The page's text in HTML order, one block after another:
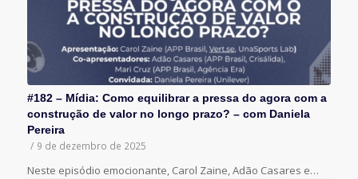
#182 – Mídia: Como equilibrar a pressa do agora com a
construção de valor no longo prazo? – com Daniela
Pereira
/ 9 de dezembro de 2025
Neste episódio emocionante, Carol Zaine, Adão Casares e…